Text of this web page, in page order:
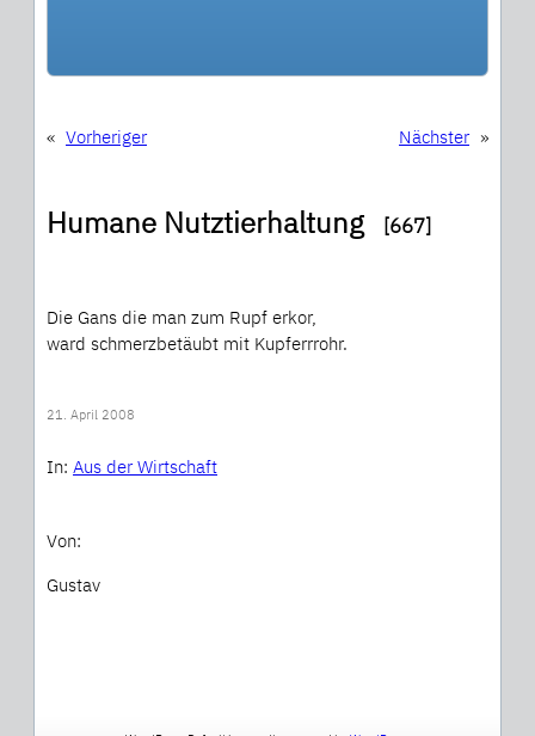
« Vorheriger Nächster »
Humane Nutztierhaltung [667]
Die Gans die man zum Rupf erkor,
ward schmerzbetäubt mit Kupferrrohr.
21. April 2008
In: Aus der Wirtschaft
Von:
Gustav